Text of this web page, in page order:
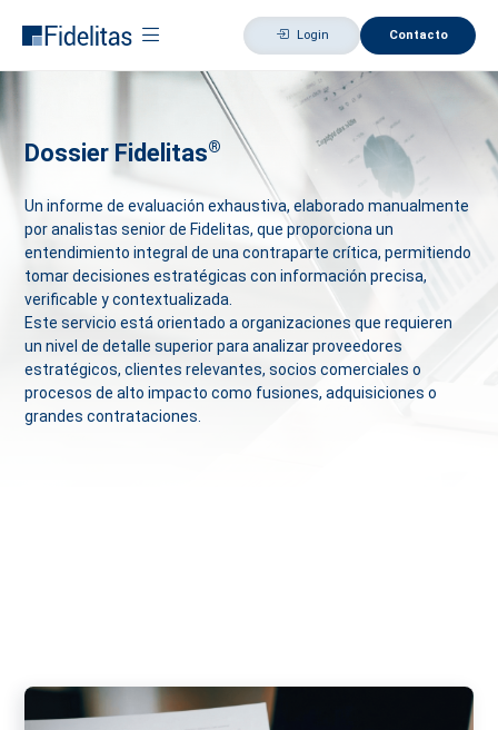
Login Contacto
Dossier Fidelitas®
Un informe de evaluación exhaustiva, elaborado manualmente
por analistas senior de Fidelitas, que proporciona un
entendimiento integral de una contraparte crítica, permitiendo
tomar decisiones estratégicas con información precisa,
verificable y contextualizada.
Este servicio está orientado a organizaciones que requieren
un nivel de detalle superior para analizar proveedores
estratégicos, clientes relevantes, socios comerciales o
procesos de alto impacto como fusiones, adquisiciones o
grandes contrataciones.